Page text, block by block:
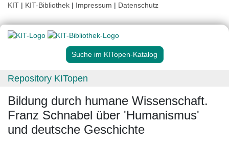
KIT | KIT-Bibliothek | Impressum | Datenschutz
Suche im KITopen-Katalog
Repository KITopen
Bildung durch humane Wissenschaft.
Franz Schnabel über 'Humanismus'
und deutsche Geschichte